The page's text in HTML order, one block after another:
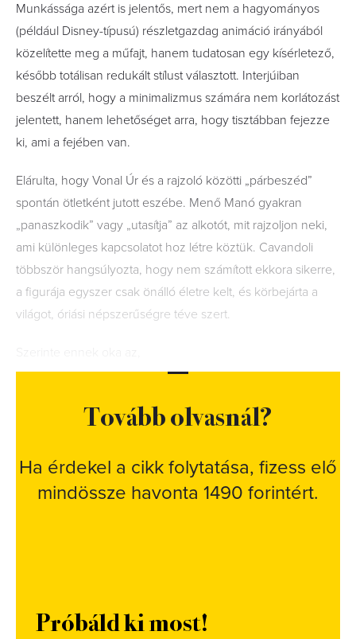
Munkássága azért is jelentős, mert nem a hagyományos
(például Disney-típusú) részletgazdag animáció irányából
közelítette meg a műfajt, hanem tudatosan egy kísérletező,
később totálisan redukált stílust választott. Interjúiban
beszélt arról, hogy a minimalizmus számára nem korlátozást
jelentett, hanem lehetőséget arra, hogy tisztábban fejezze
ki, ami a fejében van.
Elárulta, hogy Vonal Úr és a rajzoló közötti „párbeszéd”
spontán ötletként jutott eszébe. Menő Manó gyakran
„panaszkodik” vagy „utasítja” az alkotót, mit rajzoljon neki,
ami különleges kapcsolatot hoz létre köztük. Cavandoli
többször hangsúlyozta, hogy nem számított ekkora sikerre,
a figurája egyszer csak önálló életre kelt, és körbejárta a
világot, óriási népszerűségre téve szert.
Tovább olvasnál?
Ha érdekel a cikk folytatása, fizess elő
mindössze havonta 1490 forintért.
Próbáld ki most!